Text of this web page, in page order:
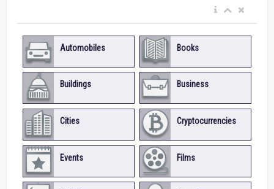
Automobiles Books
Buildings Business
Cities Cryptocurrencies
Events Films